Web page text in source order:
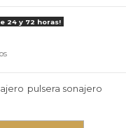
24 y 72 horas!
pulsera sonajero